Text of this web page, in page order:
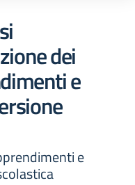
dei
e
e